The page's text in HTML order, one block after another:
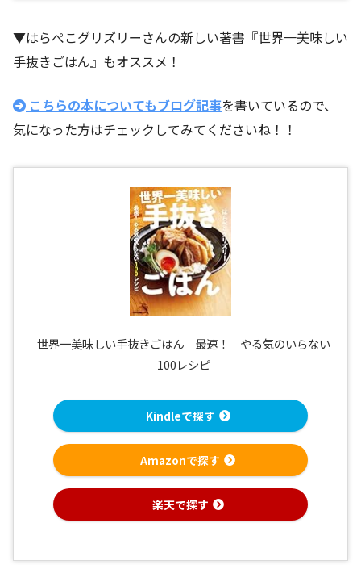
▼はらぺこグリズリーさんの新しい著書『世界一美味しい
手抜きごはん』もオススメ！
こちらの本についてもブログ記事を書いているので、
気になった方はチェックしてみてくださいね！！
世界一美味しい手抜きごはん 最速！ やる気のいらない
100レシピ
Kindleで探す
Amazonで探す
楽天で探す